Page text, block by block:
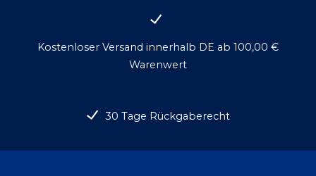
Kostenloser Versand innerhalb DE ab 100,00 €
Warenwert
30 Tage Rückgaberecht